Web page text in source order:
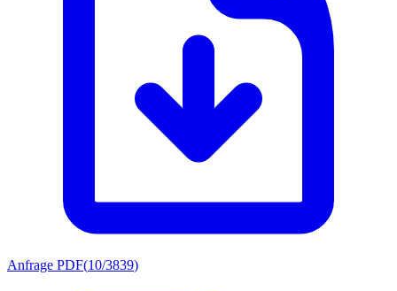
Anfrage PDF(10/3839)